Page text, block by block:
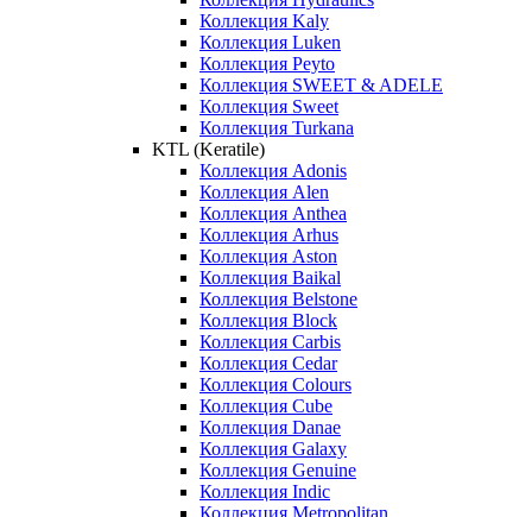
Коллекция Kaly
Коллекция Luken
Коллекция Peyto
Коллекция SWEET & ADELE
Коллекция Sweet
Коллекция Turkana
KTL (Keratile)
Коллекция Adonis
Коллекция Alen
Коллекция Anthea
Коллекция Arhus
Коллекция Aston
Коллекция Baikal
Коллекция Belstone
Коллекция Block
Коллекция Carbis
Коллекция Cedar
Коллекция Colours
Коллекция Cube
Коллекция Danae
Коллекция Galaxy
Коллекция Genuine
Коллекция Indic
Коллекция Metropolitan